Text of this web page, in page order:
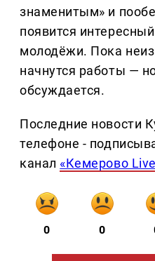
знаменитым» и
появится
молодёжи. Пока
начнутся работы —
обсуждается.
Последние новости
телефоне -
канал «Кемерово
0 0